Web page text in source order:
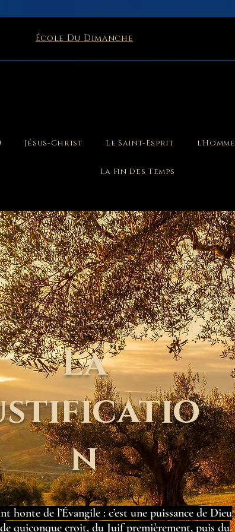
École Du Dimanche
Jésus-Christ Le Saint-Esprit l'Homme
La Fin Des Temps
La
n
honte de l’Évangile : c’est une puissance de Dieu
quiconque croit, du Juif premièrement, puis du